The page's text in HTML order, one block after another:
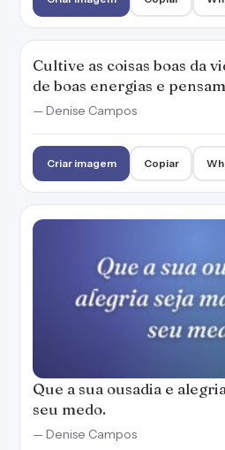
Cultive as coisas boas da
de boas energias e
— Denise Campos
Criar imagem Copiar
Que a sua ousadia e
seu medo.
— Denise Campos